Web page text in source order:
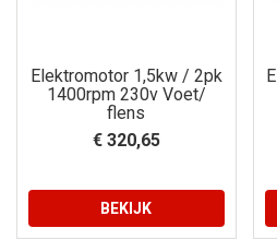
Elektromotor 1,5kw / 2pk
1400rpm 230v Voet/
flens
€ 320,65
BEKIJK